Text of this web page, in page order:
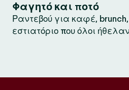
Φαγητό και ποτό
Ραντεβού για καφέ, brunch,
εστιατόριο που όλοι